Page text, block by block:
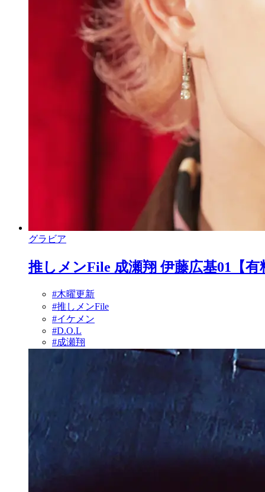
グラビア
推しメンFile 成瀬翔 伊藤広基01【有
#木曜更新
#推しメンFile
#イケメン
#D.O.L
#成瀬翔